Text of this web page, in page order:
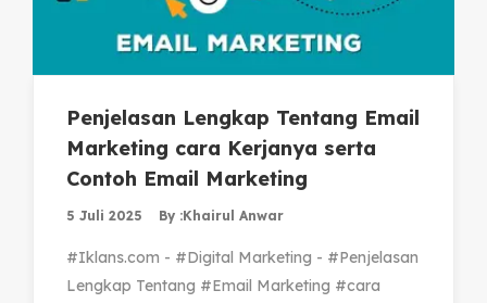
Penjelasan Lengkap Tentang Email
Marketing cara Kerjanya serta
Contoh Email Marketing
5 Juli 2025 By :Khairul Anwar
#Iklans.com - #Digital Marketing - #Penjelasan
Lengkap Tentang #Email Marketing #cara